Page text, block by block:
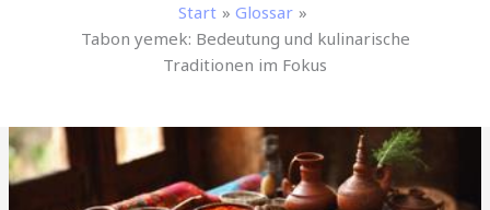
Start
Glossar
Tabon yemek: Bedeutung und kulinarische
Traditionen im Fokus